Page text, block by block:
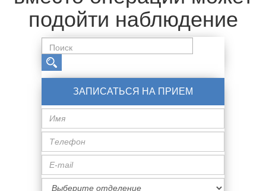
подойти наблюдение
ЗАПИСАТЬСЯ НА ПРИЕМ
Имя
Телефон
Специализация